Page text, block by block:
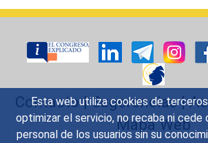
Esta web utiliza cookies de
optimizar el servicio, no recaba ni
personal de los usuarios sin su
Contacto|Sugerencias|
Mapa Web